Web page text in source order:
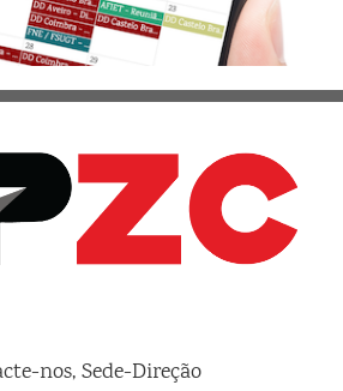
nos, Sede-Direção